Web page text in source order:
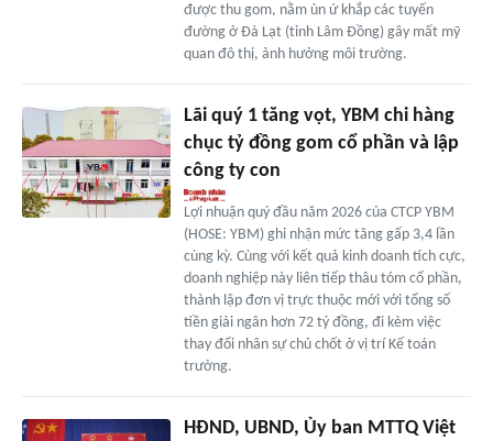
được thu gom, nằm ùn ứ khắp các tuyến
đường ở Đà Lạt (tỉnh Lâm Đồng) gây mất mỹ
quan đô thị, ảnh hưởng môi trường.
Lãi quý 1 tăng vọt, YBM chi hàng
chục tỷ đồng gom cổ phần và lập
công ty con
Lợi nhuận quý đầu năm 2026 của CTCP YBM
(HOSE: YBM) ghi nhận mức tăng gấp 3,4 lần
cùng kỳ. Cùng với kết quả kinh doanh tích cực,
doanh nghiệp này liên tiếp thâu tóm cổ phần,
thành lập đơn vị trực thuộc mới với tổng số
tiền giải ngân hơn 72 tỷ đồng, đi kèm việc
thay đổi nhân sự chủ chốt ở vị trí Kế toán
trưởng.
HĐND, UBND, Ủy ban MTTQ Việt